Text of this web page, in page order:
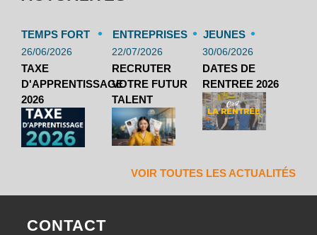
TEMPS FORT •
26/06/2026
TAXE
D'APPRENTISSAGE
2026
ENTREPRISES •
22/07/2026
RECRUTER
VOTRE FUTUR
TALENT
JEUNES •
30/06/2026
DATES DE
RENTREE 2026
VOIR TOUTES LES ACTUALITÉS
CONTACT